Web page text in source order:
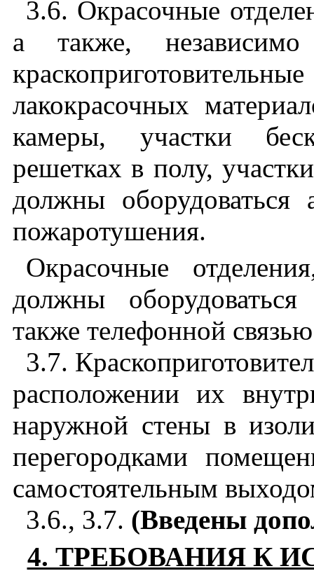
3.6. Окрасочные
а также,
лакокрасочных
камеры, участки
решетках в полу,
должны оборудоваться
пожаротушения.
Окрасочные
должны
также телефонной
3.7.
расположении их
наружной стены в
перегородками
самостоятельным
3.6., 3.7. (Введены
4. ТРЕБОВАНИЯ К